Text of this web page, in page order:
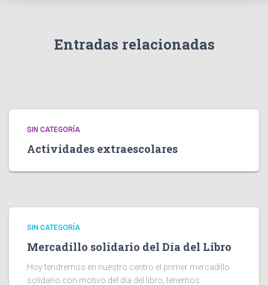
Entradas relacionadas
SIN CATEGORÍA
Actividades extraescolares
SIN CATEGORÍA
Mercadillo solidario del Día del Libro
Hoy tendremos en nuestro centro el primer mercadillo
solidario con motivo del día del libro, tenemos